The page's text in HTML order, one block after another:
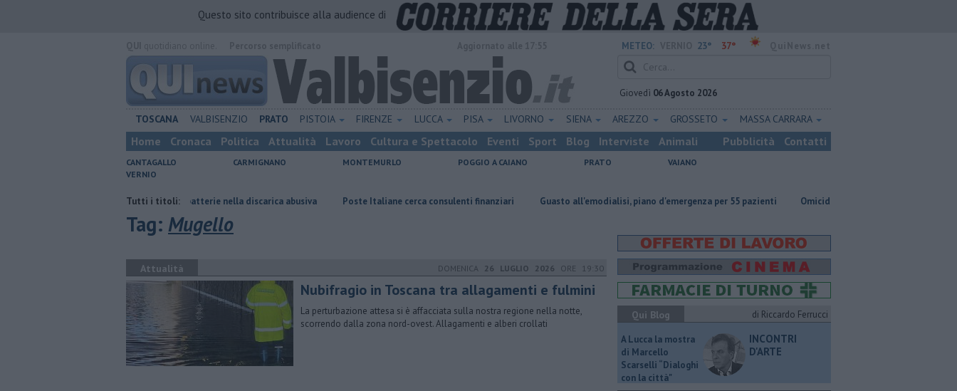
Questo sito contribuisce alla audience di
METEO: 23° 37°
Giovedì 06 Agosto 2026
TOSCANA VALBISENZIO PRATO PISTOIA FIRENZE LUCCA PISA LIVORNO SIENA AREZZO GROSSETO MASSA CARRARA
Home Cronaca Politica Attualità Lavoro Cultura e Spettacolo Eventi Sport Blog Interviste Animali Pubblicità Contatti
CANTAGALLO CARMIGNANO MONTEMURLO POGGIO A CAIANO PRATO
VAIANO
VERNIO
Tutti i titoli:
Anche amianto e batterie nella discarica abusiva Poste Italiane cerca consulenti finanziari Guasto all'emodialisi, piano d'emergenza per 55 pazienti Omicidio in carcere, ucciso un detenuto
Tag: Mugello
Attualità DOMENICA 26 LUGLIO 2026 ORE 19:30
Nubifragio in Toscana tra allagamenti e fulmini
La perturbazione attesa si è affacciata sulla nostra regione nella notte,
scorrendo dalla zona nord-ovest. Allagamenti e alberi crollati
Qui Blog di Riccardo Ferrucci
A Lucca la mostra
di Marcello
Scarselli “Dialoghi
con la città"
INCONTRI
D'ARTE